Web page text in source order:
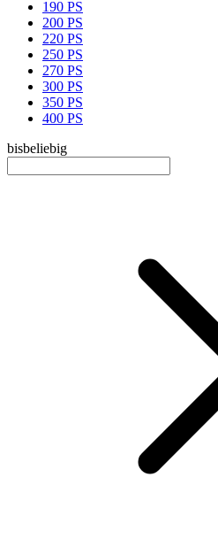
190 PS
200 PS
220 PS
250 PS
270 PS
300 PS
350 PS
400 PS
bisbeliebig